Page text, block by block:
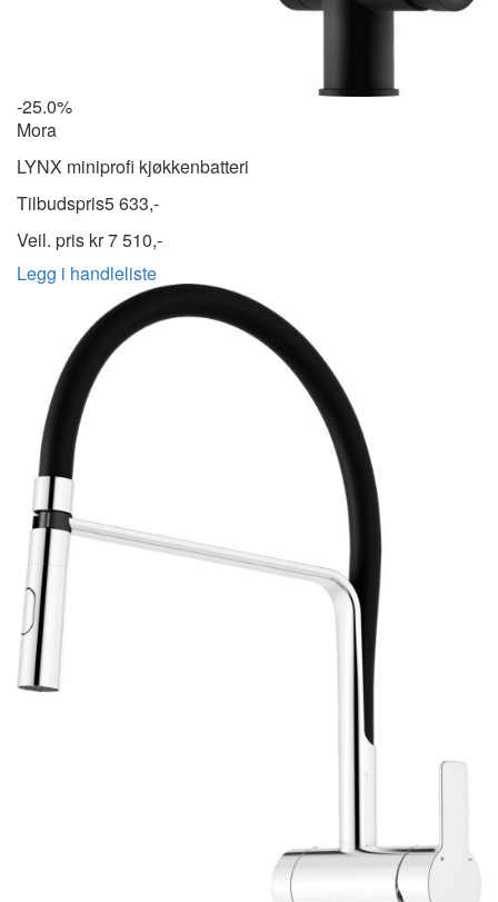
-25.0%
Mora
LYNX miniprofi kjøkkenbatteri
Tilbudspris5 633,-
Veil. pris kr7 510,-
Legg i handleliste